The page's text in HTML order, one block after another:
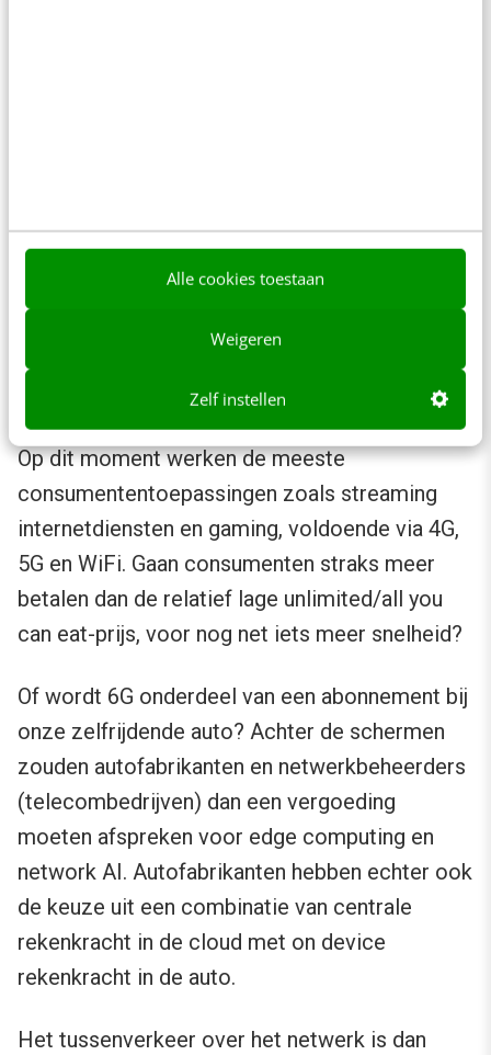
Alle cookies toestaan
Weigeren
Zelf instellen
concurrentie tussen ‘intelligentie’ er de
komende jaren uit gaat zien en welke nieuwe
verdienmodellen hierbij worden ontwikkeld. Op
welke momenten maken de extra snelheid,
stabiliteit en veiligheid het verschil?
Op dit moment werken de meeste
consumententoepassingen zoals streaming
internetdiensten en gaming, voldoende via 4G,
5G en WiFi. Gaan consumenten straks meer
betalen dan de relatief lage unlimited/all you
can eat-prijs, voor nog net iets meer snelheid?
Of wordt 6G onderdeel van een abonnement bij
onze zelfrijdende auto? Achter de schermen
zouden autofabrikanten en netwerkbeheerders
(telecombedrijven) dan een vergoeding
moeten afspreken voor edge computing en
network AI. Autofabrikanten hebben echter ook
de keuze uit een combinatie van centrale
rekenkracht in de cloud met on device
rekenkracht in de auto.
Het tussenverkeer over het netwerk is dan